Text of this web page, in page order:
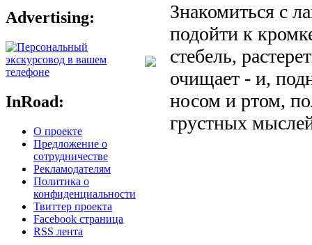
Advertising:
InRoad:
О проекте
Предложение о
сотрудничестве
Рекламодателям
Политика о
конфиденциальности
Твиттер проекта
Facebook страница
RSS лента
Знакомиться с
подойти к
стебель,
очищает - и,
носом и ртом,
грустных